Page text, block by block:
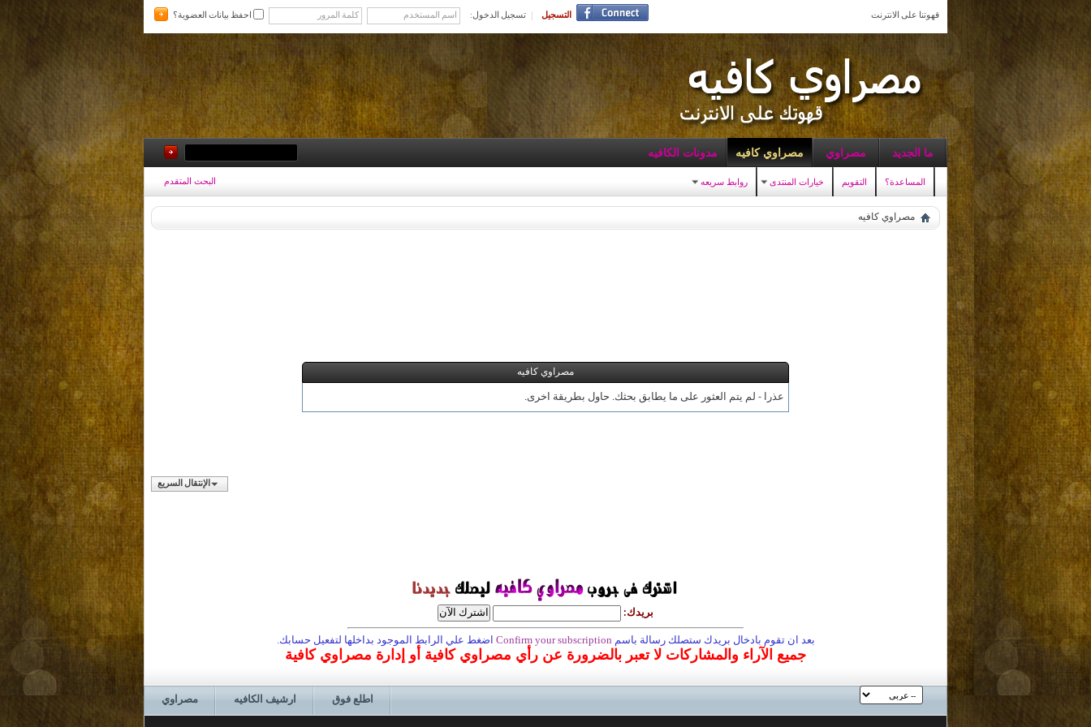
قهوتنا على الانترنت التسجيل تسجيل الدخول: احفظ بيانات العضوية؟
ما الجديد مصراوي مصراوي كافيه
المساعدة؟ التقويم خيارات المنتدى روابط سريعه
مدونات الكافيه
البحث المتقدم
مصراوي كافيه
مصراوي كافيه
عذرا - لم يتم العثور على ما يطابق بحثك. حاول بطريقة اخرى.
الإنتقال السريع
بريدك:
بعد ان تقوم بادخال بريدك ستصلك رسالة باسم Confirm your subscription اضغط علي الرابط الموجود بداخلها لتفعيل حسابك.
جميع الآراء والمشاركات لا تعبر بالضرورة عن رأي مصراوي كافية أو إدارة مصراوي كافية
مصراوي ارشيف الكافيه اطلع فوق